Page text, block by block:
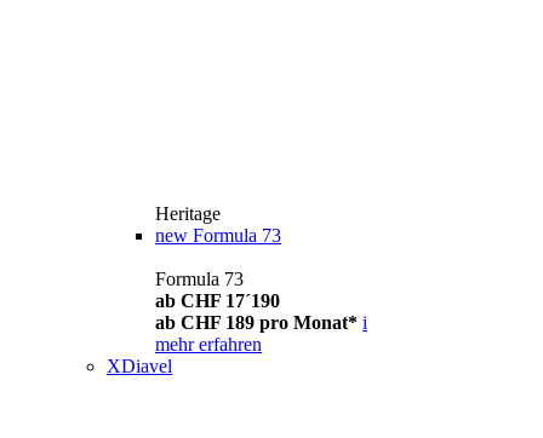
Heritage
new Formula 73
Formula 73
ab CHF 17´190
ab CHF 189 pro Monat* i
mehr erfahren
XDiavel